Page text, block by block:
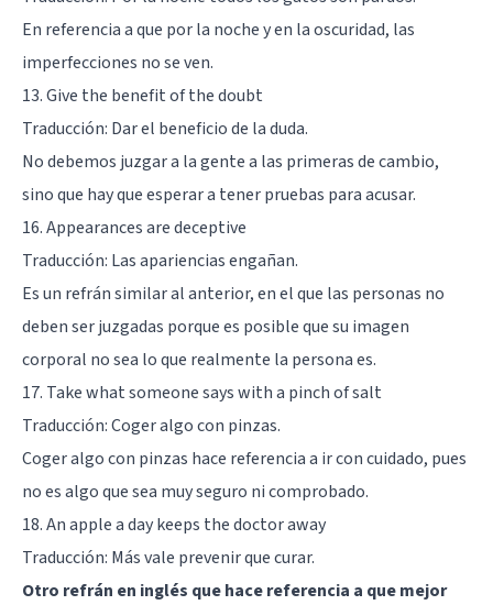
En referencia a que por la noche y en la oscuridad, las
imperfecciones no se ven.
13. Give the benefit of the doubt
Traducción: Dar el beneficio de la duda.
No debemos juzgar a la gente a las primeras de cambio,
sino que hay que esperar a tener pruebas para acusar.
16. Appearances are deceptive
Traducción: Las apariencias engañan.
Es un refrán similar al anterior, en el que las personas no
deben ser juzgadas porque es posible que su imagen
corporal no sea lo que realmente la persona es.
17. Take what someone says with a pinch of salt
Traducción: Coger algo con pinzas.
Coger algo con pinzas hace referencia a ir con cuidado, pues
no es algo que sea muy seguro ni comprobado.
18. An apple a day keeps the doctor away
Traducción: Más vale prevenir que curar.
Otro refrán en inglés que hace referencia a que mejor